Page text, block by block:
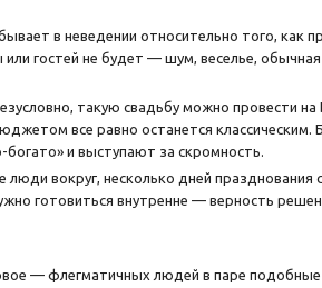
в неведении относительно того, как
гостей не будет — шум, веселье,
такую свадьбу можно провести на
все равно останется классическим.
и выступают за скромность.
вокруг, несколько дней празднования
готовиться внутренне — верность
— флегматичных людей в паре